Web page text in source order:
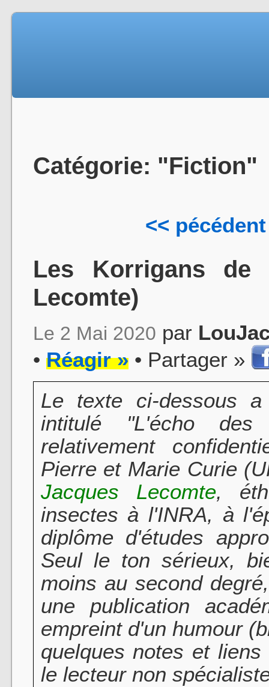
Catégorie: "Fiction"
<< pécédent
Les Korrigans de
Lecomte)
Le 2 Mai 2020 par
• Réagir » • Partager »
Le texte ci-dessous
intitulé "L'écho
relativement
Pierre et Marie Curie
Jacques Lecomte,
insectes à l'INRA, à
diplôme d'études
Seul le ton sérieux,
moins au second
une publication
empreint d'un humour
quelques notes et
le lecteur non